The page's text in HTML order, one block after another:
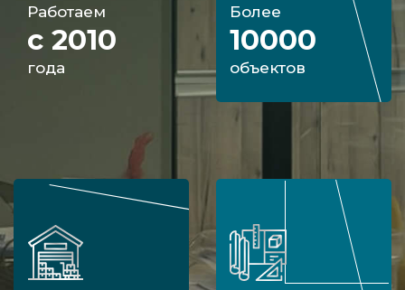
Работаем
с 2010
года
Более
10000
объектов